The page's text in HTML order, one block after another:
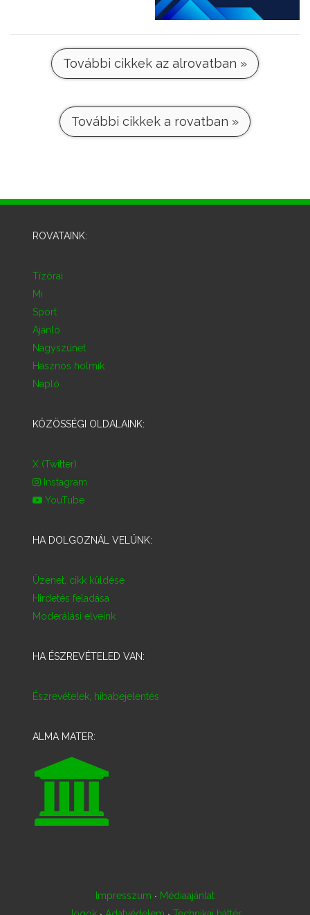
További cikkek az alrovatban »
További cikkek a rovatban »
ROVATAINK:
Tízórai
Mi
Sport
Ajánló
Nagyszünet
Hasznos holmik
Napló
KÖZÖSSÉGI OLDALAINK:
X (Twitter)
Instagram
YouTube
HA DOLGOZNÁL VELÜNK:
Üzenet, cikk küldése
Hirdetés feladása
Moderálási elveink
HA ÉSZREVÉTELED VAN:
Észrevételek, hibabejelentés
ALMA MATER:
Impresszum · Médiaajánlat